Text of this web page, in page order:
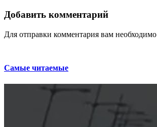
Добавить комментарий
Для отправки комментария вам необходимо
Самые читаемые